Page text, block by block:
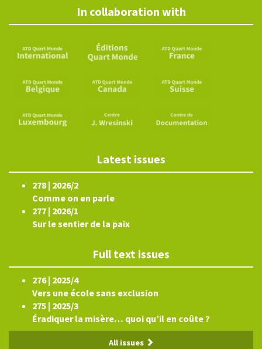
In collaboration with
Latest issues
278 | 2026/2
Comme on en parle
277 | 2026/1
Sur le sentier de la paix
Full text issues
276 | 2025/4
Vers une école sans exclusion
275 | 2025/3
Éradiquer la misère… quoi qu’il en coûte ?
All issues